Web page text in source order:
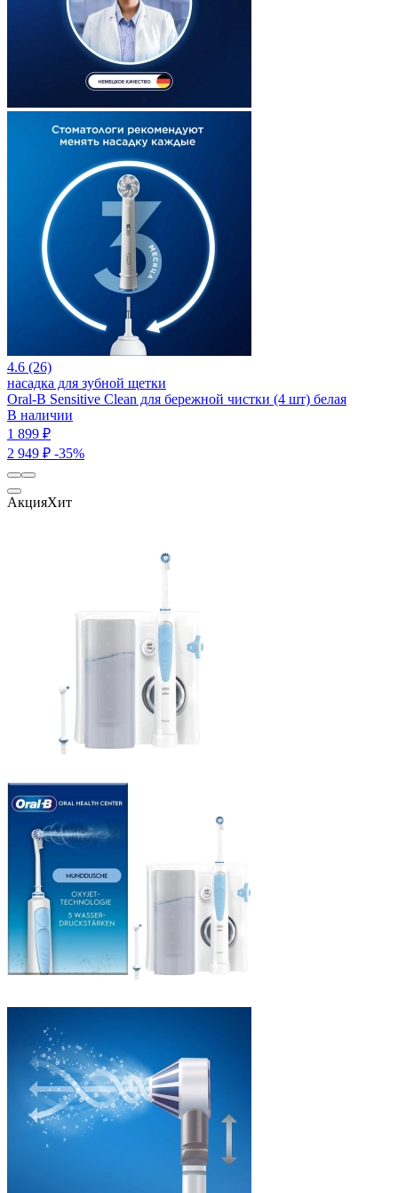
4.6 (26)
насадка для зубной щетки
Oral-B Sensitive Clean для бережной чистки (4 шт) белая
В наличии
1 899 ₽
2 949 ₽ -35%
АкцияХит